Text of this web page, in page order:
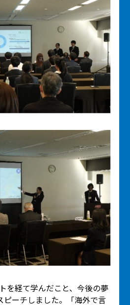
を経て学んだこと、今後の夢
ピーチしました。「海外で言